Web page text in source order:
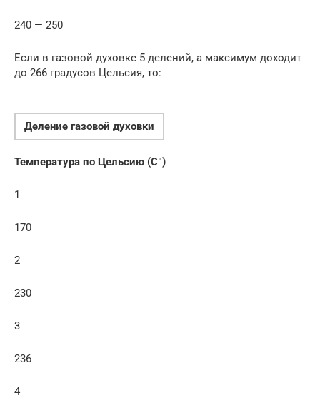
240 — 250
Если в газовой духовке 5 делений, а максимум доходит
до 266 градусов Цельсия, то:
Деление газовой духовки
Температура по Цельсию (C°)
1
170
2
230
3
236
4